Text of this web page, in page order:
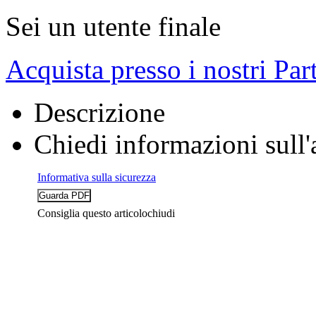
Sei un utente finale
Acquista presso i nostri
Descrizione
Chiedi informazioni
Informativa sulla sicurezza
Consiglia questo articolochiudi